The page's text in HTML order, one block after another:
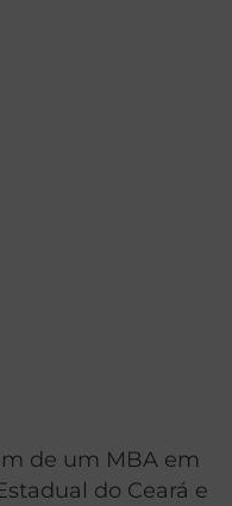
de um MBA em
do Ceará e